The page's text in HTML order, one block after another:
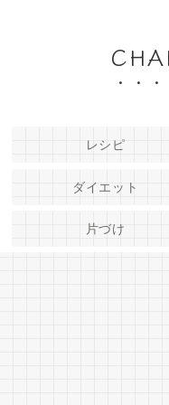
レシピ
ダイエット
片づけ